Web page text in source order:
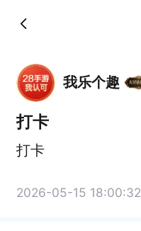
我乐个趣
打卡
打卡
2026-05-15 18:00:32